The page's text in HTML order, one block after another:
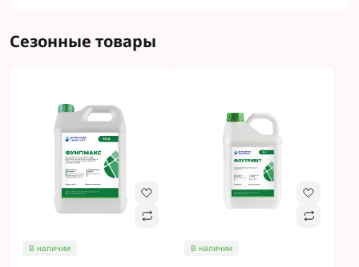
Сезонные товары
В наличии В наличии